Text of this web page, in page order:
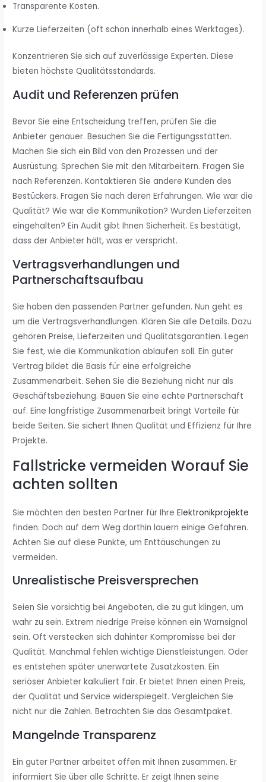
Transparente Kosten.
Kurze Lieferzeiten (oft schon innerhalb eines Werktages).
Konzentrieren Sie sich auf zuverlässige Experten. Diese
bieten höchste Qualitätsstandards.
Audit und Referenzen prüfen
Bevor Sie eine Entscheidung treffen, prüfen Sie die
Anbieter genauer. Besuchen Sie die Fertigungsstätten.
Machen Sie sich ein Bild von den Prozessen und der
Ausrüstung. Sprechen Sie mit den Mitarbeitern. Fragen Sie
nach Referenzen. Kontaktieren Sie andere Kunden des
Bestückers. Fragen Sie nach deren Erfahrungen. Wie war die
Qualität? Wie war die Kommunikation? Wurden Lieferzeiten
eingehalten? Ein Audit gibt Ihnen Sicherheit. Es bestätigt,
dass der Anbieter hält, was er verspricht.
Vertragsverhandlungen und
Partnerschaftsaufbau
Sie haben den passenden Partner gefunden. Nun geht es
um die Vertragsverhandlungen. Klären Sie alle Details. Dazu
gehören Preise, Lieferzeiten und Qualitätsgarantien. Legen
Sie fest, wie die Kommunikation ablaufen soll. Ein guter
Vertrag bildet die Basis für eine erfolgreiche
Zusammenarbeit. Sehen Sie die Beziehung nicht nur als
Geschäftsbeziehung. Bauen Sie eine echte Partnerschaft
auf. Eine langfristige Zusammenarbeit bringt Vorteile für
beide Seiten. Sie sichert Ihnen Qualität und Effizienz für Ihre
Projekte.
Fallstricke vermeiden Worauf Sie
achten sollten
Sie möchten den besten Partner für IhreElektronikprojekte
finden. Doch auf dem Weg dorthin lauern einige Gefahren.
Achten Sie auf diese Punkte, um Enttäuschungen zu
vermeiden.
Unrealistische Preisversprechen
Seien Sie vorsichtig bei Angeboten, die zu gut klingen, um
wahr zu sein. Extrem niedrige Preise können ein Warnsignal
sein. Oft verstecken sich dahinter Kompromisse bei der
Qualität. Manchmal fehlen wichtige Dienstleistungen. Oder
es entstehen später unerwartete Zusatzkosten. Ein
seriöser Anbieter kalkuliert fair. Er bietet Ihnen einen Preis,
der Qualität und Service widerspiegelt. Vergleichen Sie
nicht nur die Zahlen. Betrachten Sie das Gesamtpaket.
Mangelnde Transparenz
Ein guter Partner arbeitet offen mit Ihnen zusammen. Er
informiert Sie über alle Schritte. Er zeigt Ihnen seine